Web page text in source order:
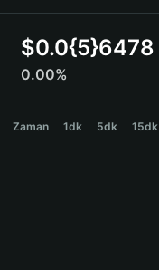
ภาษาไทย
Español
Español (Argentina)
$0.0{5}6478
0.00%
Zaman 1dk 5dk 15dk